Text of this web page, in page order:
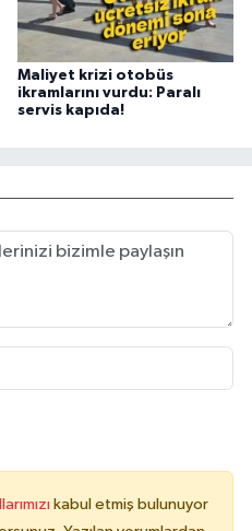
Maliyet krizi otobüs
ikramlarını vurdu: Paralı
servis kapıda!
kabul etmiş bulunuyor